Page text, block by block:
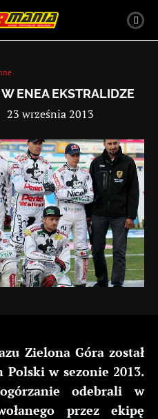
ENEA EKSTRALIDZE
23 września 2013
Zielona Góra został
w sezonie 2013.
odebrali w
przez ekipę